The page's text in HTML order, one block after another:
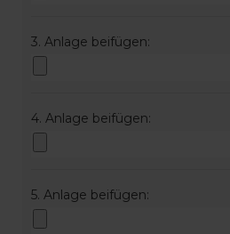
3. Anlage beifügen:
4. Anlage beifügen:
5. Anlage beifügen: